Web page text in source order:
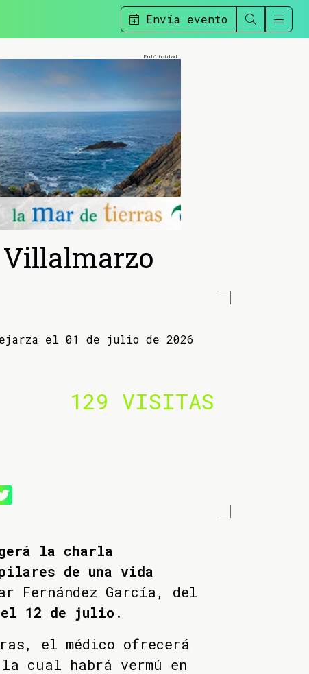
Envía evento
Villalmarzo
el 01 de julio de 2026
129 VISITAS
la charla
de una vida
Fernández García, del
el 12 de julio .
el médico ofrecerá
cual habrá vermú en